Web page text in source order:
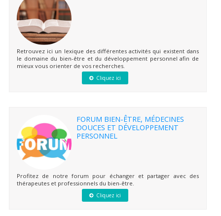
Retrouvez ici un lexique des différentes activités qui existent dans
le domaine du bien-être et du développement personnel afin de
mieux vous orienter de vos recherches.
Cliquez ici
FORUM BIEN-ÊTRE, MÉDECINES
DOUCES ET DÉVELOPPEMENT
PERSONNEL
Profitez de notre forum pour échanger et partager avec des
thérapeutes et professionnels du bien-être.
Cliquez ici